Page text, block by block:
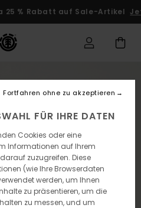
25 % Rabatt auf Sale-Artikel
FÜR IHRE DATEN
Cookies oder eine
Informationen auf Ihrem
zuzugreifen. Diese
(wie Ihre Browserdaten
werden, um Ihnen
zu präsentieren, um die
zu messen, und um
Fortfahren ohne zu akzeptieren